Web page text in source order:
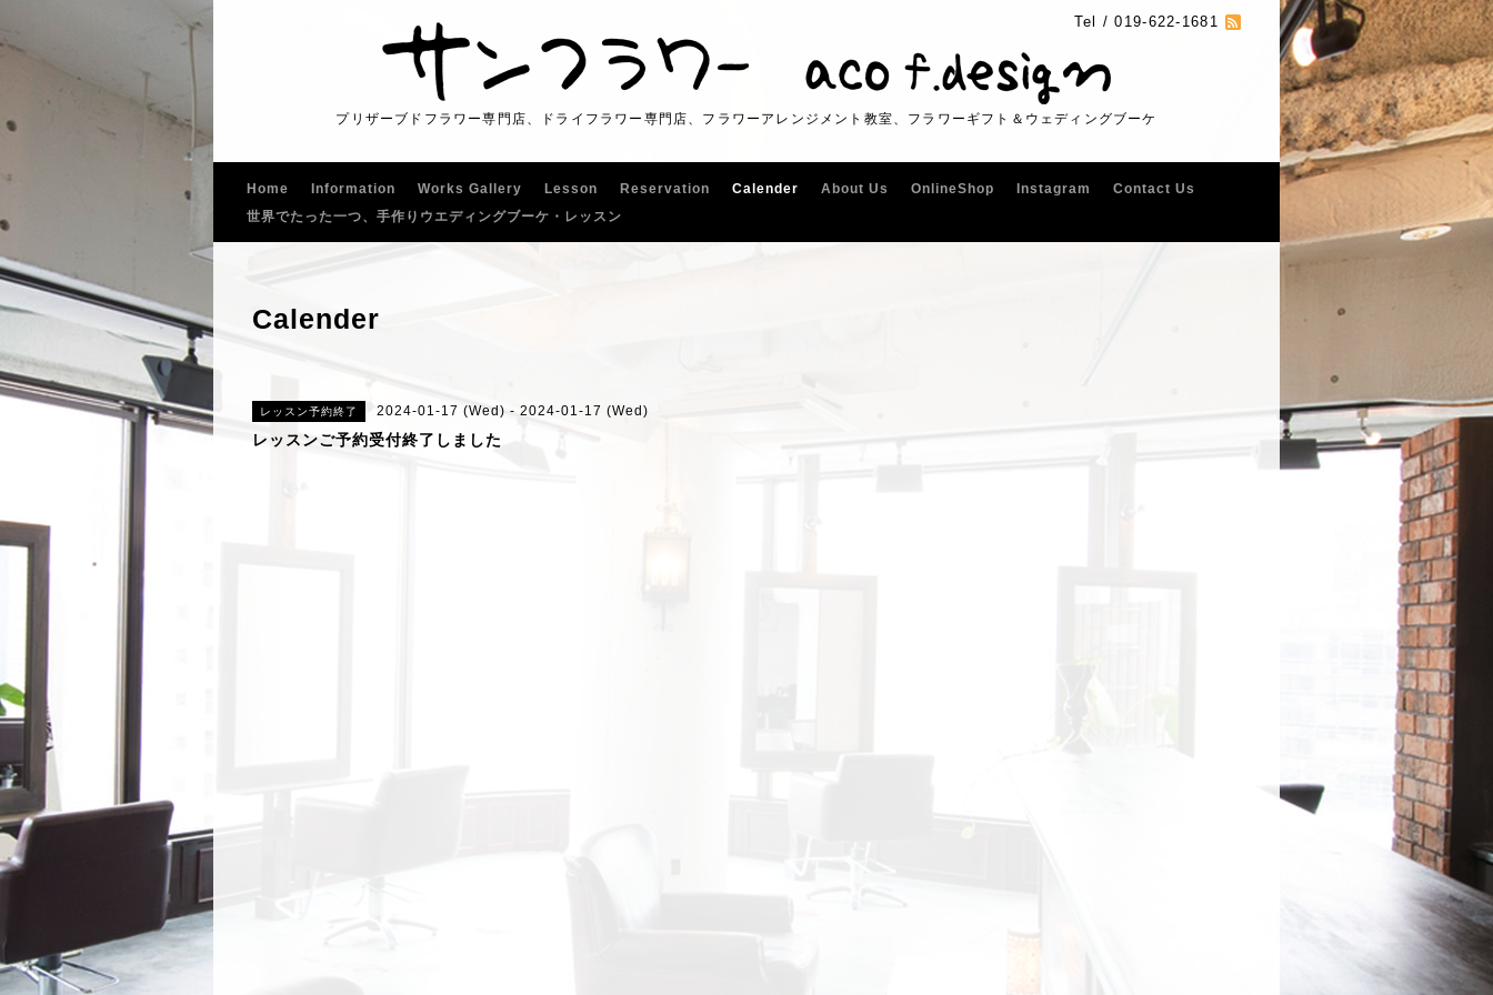
Tel /019-622-1681
プリザーブドフラワー専門店、ドライフラワー専門店、フラワーアレンジメント教室、フラワーギフト＆ウェディングブーケ
Home Information Works Gallery Lesson Reservation Calender About Us OnlineShop Instagram
Contact Us
世界でたった一つ、手作りウエディングブーケ・レッスン
Calender
レッスン予約終了 2024-01-17 (Wed) - 2024-01-17 (Wed)
レッスンご予約受付終了しました